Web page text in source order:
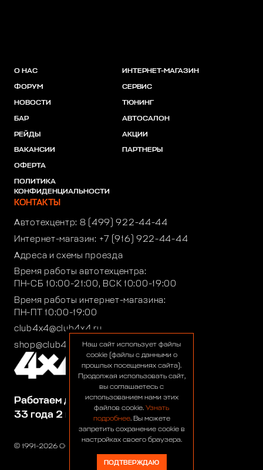
© 1991-2026 ООО «Сервис 4х4»
Работаем для вас:
33 года 2 месяца 24 дня
О НАС
ФОРУМ
НОВОСТИ
БАР
РЕЙДЫ
ВАКАНСИИ
ОФЕРТА
ПОЛИТИКА
КОНФИДЕНЦИАЛЬНОСТИ
ИНТЕРНЕТ-МАГАЗИН
СЕРВИС
ТЮНИНГ
АВТОСАЛОН
АКЦИИ
ПАРТНЕРЫ
КОНТАКТЫ
Автотехцентр: 8 (499) 922-44-44
Интернет-магазин: +7 (916) 922-44-44
Адреса и схемы проезда
Время работы автотехцентра:
ПН-СБ 10:00-21:00, ВСК 10:00-19:00
Время работы интернет-магазина:
ПН-ПТ 10:00-19:00
club4x4@club4x4.ru
shop@club4x4.ruНаш сайт использует файлы
cookie (файлы с данными о
прошлых посещениях сайта).
Продолжая использовать сайт,
вы соглашаетесь с
использованием нами этих
файлов cookie. Узнать
подробнее. Вы можете
запретить сохранение cookie в
настройках своего браузера.
ПОДТВЕРЖДАЮ